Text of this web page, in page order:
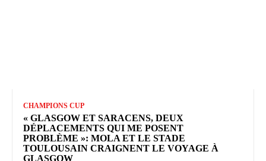
CHAMPIONS CUP
« GLASGOW ET SARACENS, DEUX
DÉPLACEMENTS QUI ME POSENT
PROBLÈME »: MOLA ET LE STADE
TOULOUSAIN CRAIGNENT LE VOYAGE À
GLASGOW